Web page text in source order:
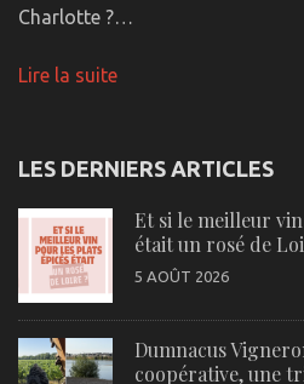
Charlotte ?…
Lire la suite
LES DERNIERS ARTICLES
Et si le meilleur
était un rosé de
5 AOÛT 2026
Dumnacus
coopérative, une